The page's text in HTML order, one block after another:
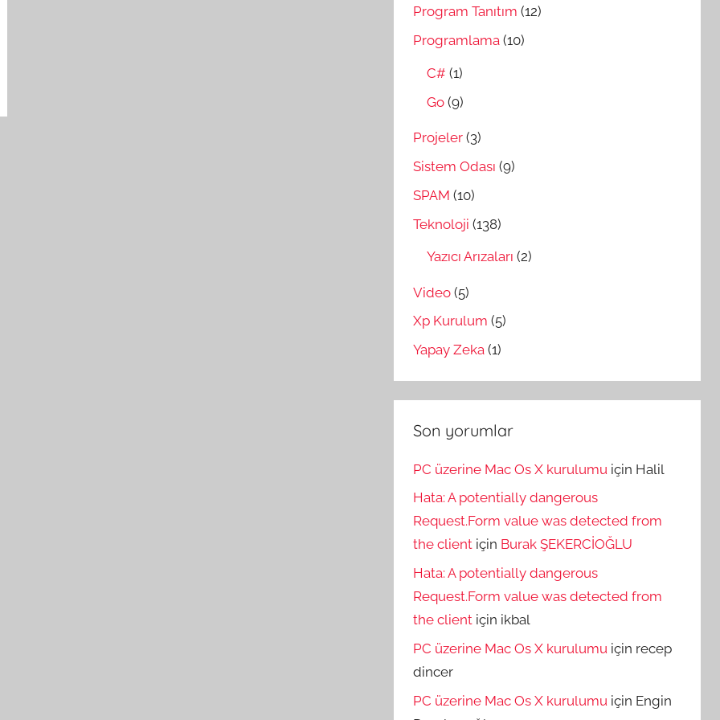
Program Tanıtım (12)
Programlama (10)
C# (1)
Go (9)
Projeler (3)
Sistem Odası (9)
SPAM (10)
Teknoloji (138)
Yazıcı Arızaları (2)
Video (5)
Xp Kurulum (5)
Yapay Zeka (1)
Son yorumlar
PC üzerine Mac Os X kurulumu için Halil
Hata: A potentially dangerous
Request.Form value was detected from
the client için Burak ŞEKERCİOĞLU
Hata: A potentially dangerous
Request.Form value was detected from
the client için ikbal
PC üzerine Mac Os X kurulumu için recep
dincer
PC üzerine Mac Os X kurulumu için Engin